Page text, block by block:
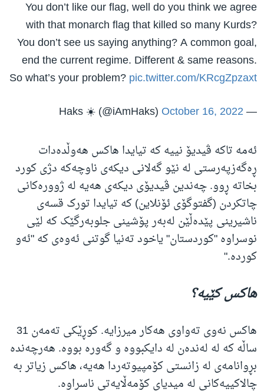
You don’t like our flag, well do you think we agree
with that monarch flag that killed so many Kurds?
You don’t see us saying anything? A common goal,
end the current regime. Different & same reasons.
So what’s your problem?pic.twitter.com/KRcgZpzaxt
— Haks ☀️ (@iAmHaks)
October 16, 2022
ئەمە تاکە ڤیدیۆ نییە کە تیایدا هاکس هەوڵدەدات
ڕەگەزپەرستی لە نێو گەلانی دیکەی ناوچەکە دژی کورد
بخاتە ڕوو. چەندین ڤیدیۆی دیکەی هەیە لە ژوورەکانی
چاتکردن (گفتوگۆی ئۆنلاین) کە تیایدا تورک قسەی
ناشیرینی پێدەڵێن لەبەر پۆشینی جلوبەرگێک کە لێی
نوسراوە "کوردستان" یاخود تەنیا گوتنی ئەوەی کە "ئەو
کوردە."
هاکس کێیە؟
هاکس نەوی تەواوی هەکار میرزایە. کوڕێکی تەمەن 31
ساڵە کە لە لەندەن لە دایکبووە و گەورە بووە. هەرچەندە
بڕوانامەی لە زانستی کۆمپیوتەردا هەیە، هاکس زیاتر بە
چالاکییەکانی لە میدیای کۆمەڵایەتی ناسراوە.